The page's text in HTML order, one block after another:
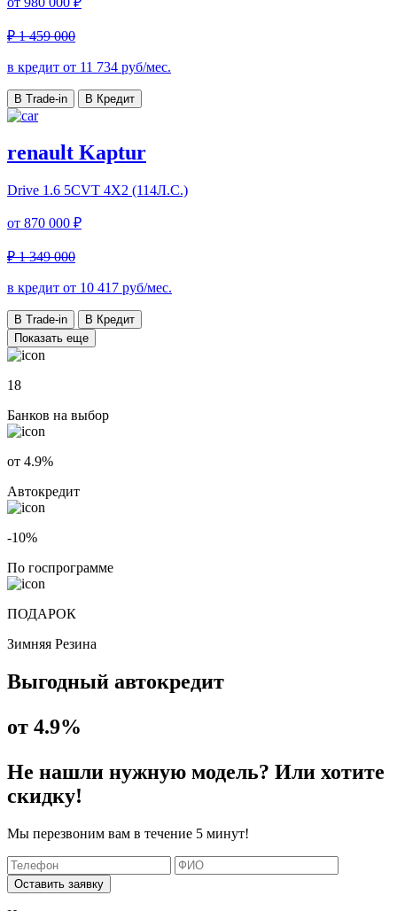
₽ 1 459 000
в кредит от 11 734 руб/мес.
В Trade-in В Кредит
renault Kaptur
Drive 1.6 5CVT 4X2 (114Л.С.)
от 870 000 ₽
₽ 1 349 000
в кредит от 10 417 руб/мес.
В Trade-in
В Кредит
Показать еще
18
Банков на выбор
от 4.9%
Автокредит
-10%
По госпрограмме
ПОДАРОК
Зимняя Резина
Выгодный автокредит
от 4.9%
Не нашли нужную модель? Или хотите
скидку!
Мы перезвоним вам в течение 5 минут!
Оставить заявку